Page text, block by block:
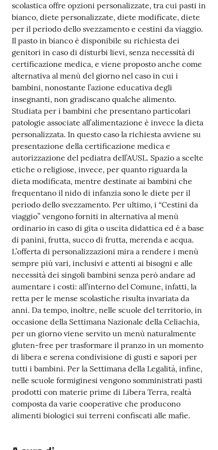
scolastica offre opzioni personalizzate, tra cui pasti in
bianco, diete personalizzate, diete modificate, diete
per il periodo dello svezzamento e cestini da viaggio.
Il pasto in bianco è disponibile su richiesta dei
genitori in caso di disturbi lievi, senza necessità di
certificazione medica, e viene proposto anche come
alternativa al menù del giorno nel caso in cui i
bambini, nonostante l’azione educativa degli
insegnanti, non gradiscano qualche alimento.
Studiata per i bambini che presentano particolari
patologie associate all’alimentazione è invece la dieta
personalizzata. In questo caso la richiesta avviene su
presentazione della certificazione medica e
autorizzazione del pediatra dell’AUSL. Spazio a scelte
etiche o religiose, invece, per quanto riguarda la
dieta modificata, mentre destinate ai bambini che
frequentano il nido di infanzia sono le diete per il
periodo dello svezzamento. Per ultimo, i “Cestini da
viaggio” vengono forniti in alternativa al menù
ordinario in caso di gita o uscita didattica ed è a base
di panini, frutta, succo di frutta, merenda e acqua.
L’offerta di personalizzazioni mira a rendere i menù
sempre più vari, inclusivi e attenti ai bisogni e alle
necessità dei singoli bambini senza però andare ad
aumentare i costi: all’interno del Comune, infatti, la
retta per le mense scolastiche risulta invariata da
anni. Da tempo, inoltre, nelle scuole del territorio, in
occasione della Settimana Nazionale della Celiachia,
per un giorno viene servito un menù naturalmente
gluten-free per trasformare il pranzo in un momento
di libera e serena condivisione di gusti e sapori per
tutti i bambini. Per la Settimana della Legalità, infine,
nelle scuole formiginesi vengono somministrati pasti
prodotti con materie prime di Libera Terra, realtà
composta da varie cooperative che producono
alimenti biologici sui terreni confiscati alle mafie.